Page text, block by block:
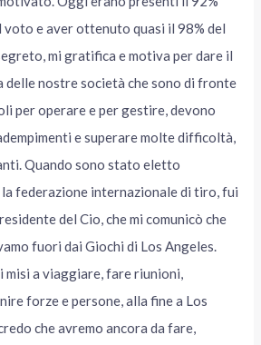
e aver ottenuto quasi il 98% del
mi gratifica e motiva per dare il
delle nostre società che sono di fronte
per operare e per gestire, devono
e superare molte difficoltà,
Quando sono stato eletto
federazione internazionale di tiro, fui
del Cio, che mi comunicò che
fuori dai Giochi di Los Angeles.
misi a viaggiare, fare riunioni,
forze e persone, alla fine a Los
che avremo ancora da fare,